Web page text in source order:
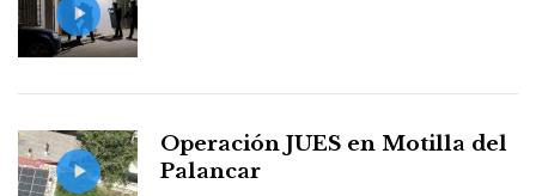
Operación JUES en Motilla del
Palancar